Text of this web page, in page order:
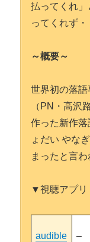
払ってくれ
ってくれず・
～概要～
世界初の落
（PN・高沢
作った新作
ょだい やな
まったと言わ
▼視聴アプリ
audible –